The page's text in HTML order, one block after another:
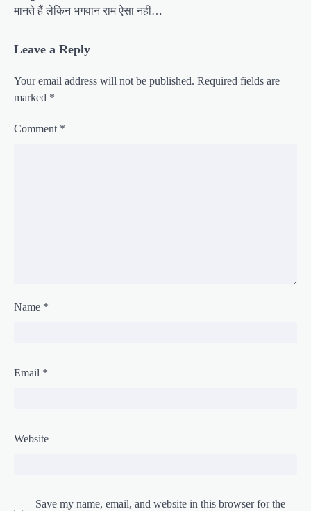
मानते हैं लेकिन भगवान राम ऐसा नहीं…
Leave a Reply
Your email address will not be published. Required fields are
marked *
Comment *
Name *
Email *
Website
Save my name, email, and website in this browser for the